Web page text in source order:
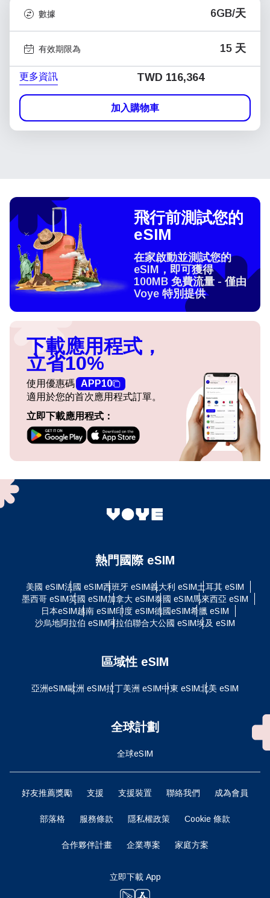
數據 6GB/天
有效期限為 15 天
更多資訊 TWD 116,364
加入購物車
飛行前測試您的
eSIM
在家啟動並測試您的
eSIM，即可獲得
100MB 免費流量 - 僅由
Voye 特別提供
下載應用程式，
立省10%
使用優惠碼 APP10
適用於您的首次應用程式訂單。
立即下載應用程式：
熱門國際 eSIM
美國 eSIM法國 eSIM西班牙 eSIM義大利 eSIM土耳其 eSIM
墨西哥 eSIM英國 eSIM加拿大 eSIM泰國 eSIM馬來西亞 eSIM
日本eSIM越南 eSIM印度 eSIM德國eSIM希臘 eSIM
沙烏地阿拉伯 eSIM阿拉伯聯合大公國 eSIM埃及 eSIM
區域性 eSIM
亞洲eSIM歐洲 eSIM拉丁美洲 eSIM中東 eSIM北美 eSIM
全球計劃
全球eSIM
好友推薦獎勵 支援 支援裝置 聯絡我們 成為會員
部落格 服務條款 隱私權政策 Cookie 條款
合作夥伴計畫 企業專案 家庭方案
立即下載 App